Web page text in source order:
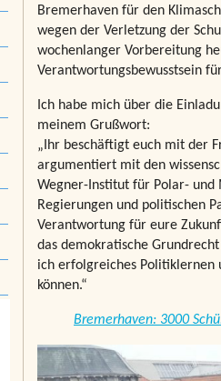
Bremerhaven für den
wegen der Verletzung der
wochenlanger Vorbereitung
Verantwortungsbewusstsein
Ich habe mich über die
meinem Grußwort:
„Ihr beschäftigt euch mit der
argumentiert mit den
Wegner-Institut für Polar- und
Regierungen und politischen
Verantwortung für eure
das demokratische
ich erfolgreiches Politiklernen
können.“
Bremerhaven: 3000